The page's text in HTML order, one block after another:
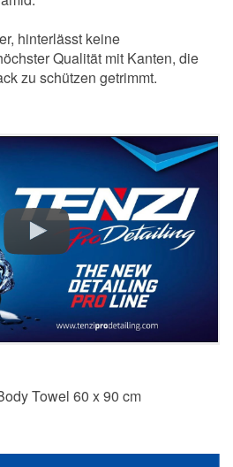
hinterlässt keine
Qualität mit Kanten, die
zu schützen getrimmt.
Towel 60 x 90 cm